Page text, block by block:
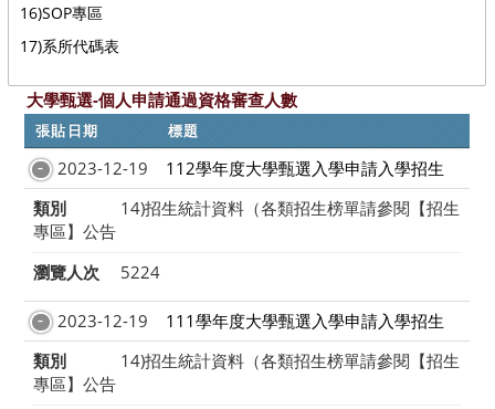
16)SOP專區
17)系所代碼表
大學甄選-個人申請通過資格審查人數
張貼日期 標題
2023-12-19
112學年度大學甄選入學申請入學招生
類別
14)招生統計資料（各類招生榜單請參閱【招生
專區】公告
瀏覽人次
5224
2023-12-19
111學年度大學甄選入學申請入學招生
類別
14)招生統計資料（各類招生榜單請參閱【招生
專區】公告